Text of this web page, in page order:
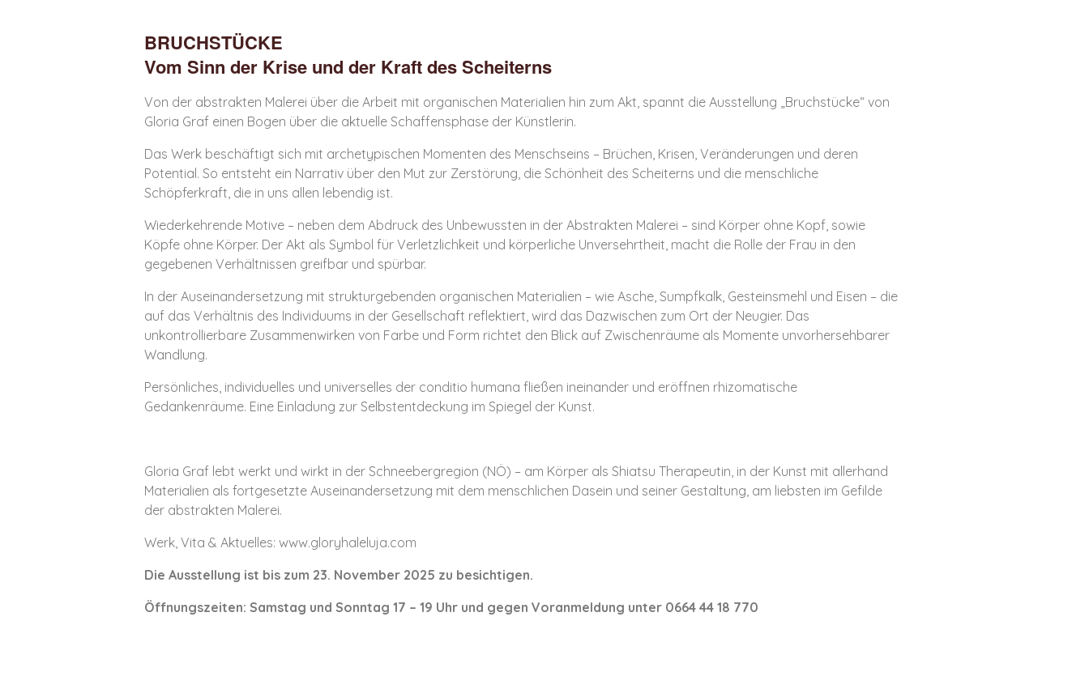
BRUCHSTÜCKE
Vom Sinn der Krise und der Kraft des Scheiterns
Von der abstrakten Malerei über die Arbeit mit organischen Materialien hin zum Akt, spannt die Ausstellung „Bruchstücke“ von
Gloria Graf einen Bogen über die aktuelle Schaffensphase der Künstlerin.
Das Werk beschäftigt sich mit archetypischen Momenten des Menschseins – Brüchen, Krisen, Veränderungen und deren
Potential. So entsteht ein Narrativ über den Mut zur Zerstörung, die Schönheit des Scheiterns und die menschliche
Schöpferkraft, die in uns allen lebendig ist.
Wiederkehrende Motive – neben dem Abdruck des Unbewussten in der Abstrakten Malerei – sind Körper ohne Kopf, sowie
Köpfe ohne Körper. Der Akt als Symbol für Verletzlichkeit und körperliche Unversehrtheit, macht die Rolle der Frau in den
gegebenen Verhältnissen greifbar und spürbar.
In der Auseinandersetzung mit strukturgebenden organischen Materialien – wie Asche, Sumpfkalk, Gesteinsmehl und Eisen – die
auf das Verhältnis des Individuums in der Gesellschaft reflektiert, wird das Dazwischen zum Ort der Neugier. Das
unkontrollierbare Zusammenwirken von Farbe und Form richtet den Blick auf Zwischenräume als Momente unvorhersehbarer
Wandlung.
Persönliches, individuelles und universelles der conditio humana fließen ineinander und eröffnen rhizomatische
Gedankenräume. Eine Einladung zur Selbstentdeckung im Spiegel der Kunst.
Gloria Graf lebt werkt und wirkt in der Schneebergregion (NÖ) – am Körper als Shiatsu Therapeutin, in der Kunst mit allerhand
Materialien als fortgesetzte Auseinandersetzung mit dem menschlichen Dasein und seiner Gestaltung, am liebsten im Gefilde
der abstrakten Malerei.
Werk, Vita & Aktuelles: www.gloryhaleluja.com
Die Ausstellung ist bis zum 23. November 2025 zu besichtigen.
Öffnungszeiten: Samstag und Sonntag 17 – 19 Uhr und gegen Voranmeldung unter 0664 44 18 770